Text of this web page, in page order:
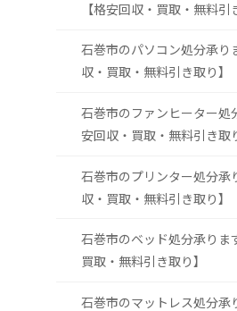
【格安回収・買取・無料引
石巻市のパソコン処分承り
収・買取・無料引き取り】
石巻市のファンヒーター処
安回収・買取・無料引き取
石巻市のプリンター処分承
収・買取・無料引き取り】
石巻市のベッド処分承りま
買取・無料引き取り】
石巻市のマットレス処分承